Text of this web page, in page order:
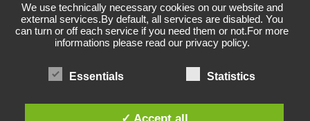
We use technically necessary cookies on our website and
external services.By default, all services are disabled. You
can turn or off each service if you need them or not.For more
informations please read our privacy policy.
Essentials Statistics
✓ Accept all